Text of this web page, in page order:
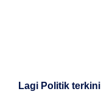
Lagi Politik terkini